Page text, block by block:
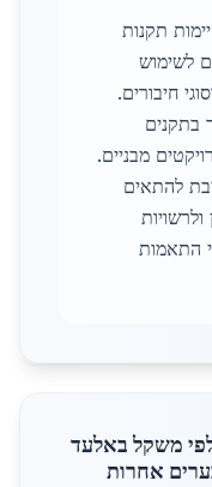
תקנות
לשימוש
חיבורים.
בתקנים
מבניים.
להתאים
התאמות
משקל באלעד
אחרות